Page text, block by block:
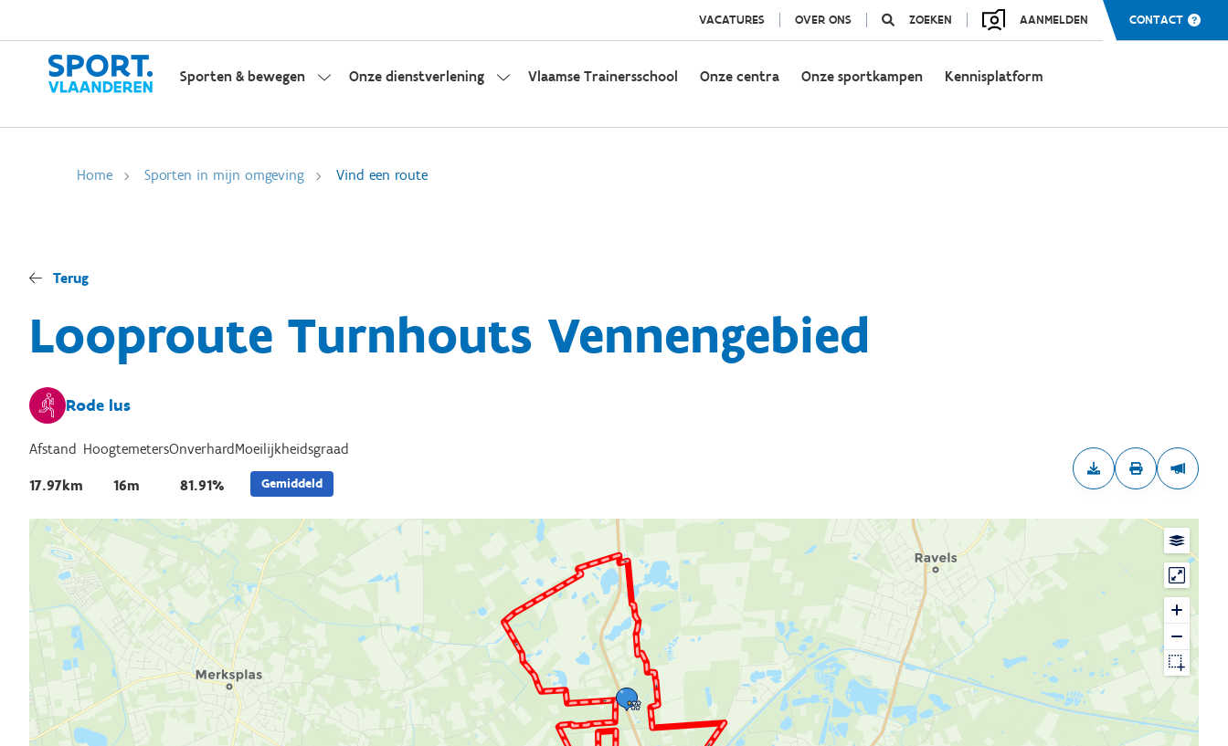
VACATURES OVER ONS ZOEKEN AANMELDEN CONTACT
Sporten & bewegen Onze dienstverlening Vlaamse Trainersschool Onze centra Onze sportkampen Kennisplatform
Home Sporten in mijn omgeving Vind een route
Terug
Looproute Turnhouts Vennengebied
Rode lus
Afstand
17.97km
Hoogtemeters
16m
Onverhard
81.91%
Moeilijkheidsgraad
Gemiddeld